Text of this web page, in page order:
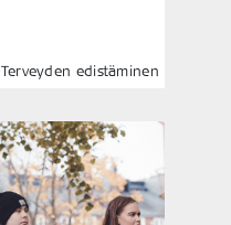
Terveyden edistäminen